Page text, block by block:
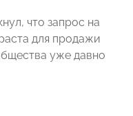
что запрос на
для продажи
уже давно